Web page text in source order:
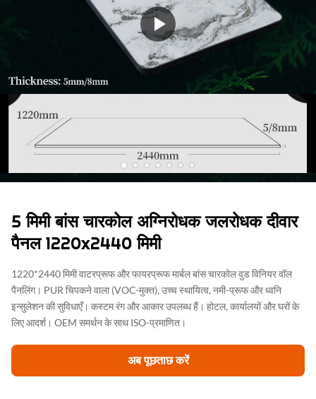
5 मिमी बांस चारकोल अग्निरोधक जलरोधक दीवार
पैनल 1220x2440 मिमी
1220*2440 मिमी वाटरप्रूफ और फायरप्रूफ मार्बल बांस चारकोल वुड विनियर वॉल
पैनलिंग। PUR चिपकने वाला (VOC-मुक्त), उच्च स्थायित्व, नमी-प्रूफ और ध्वनि
इन्सुलेशन की सुविधाएँ। कस्टम रंग और आकार उपलब्ध हैं। होटल, कार्यालयों और घरों के
लिए आदर्श। OEM समर्थन के साथ ISO-प्रमाणित।
अब पूछताछ करें